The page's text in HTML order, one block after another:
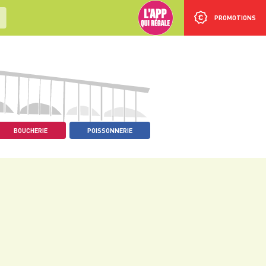
PROMOTIONS
BOUCHERIE POISSONNERIE